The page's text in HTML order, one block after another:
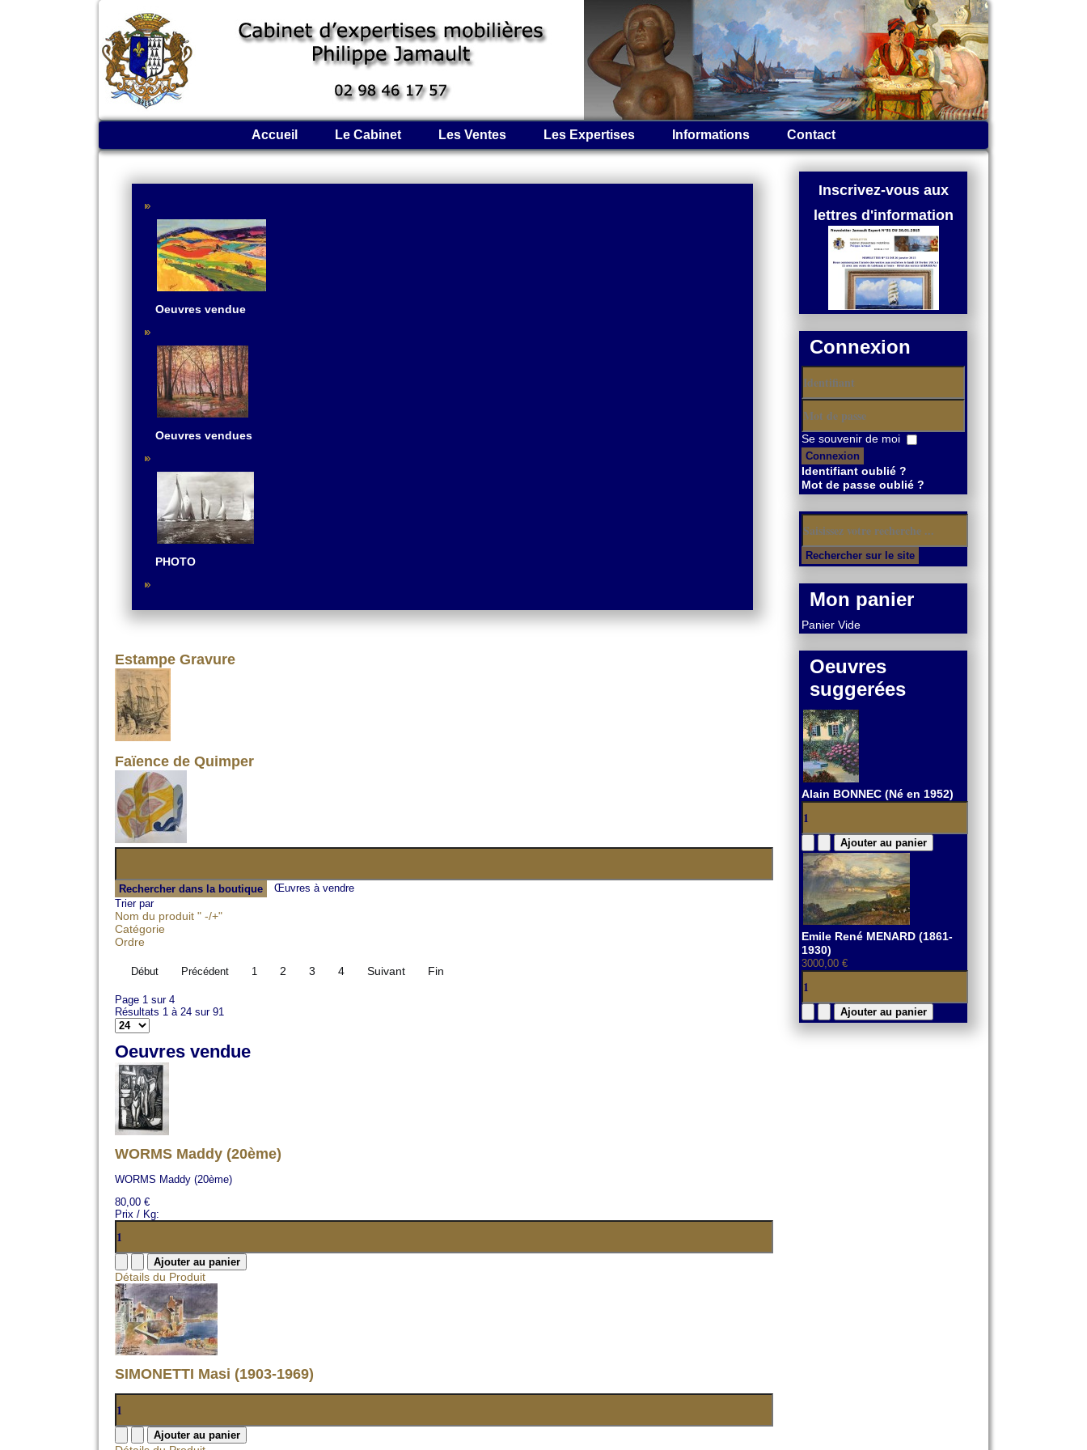
Accueil Le Cabinet Les Ventes Les Expertises Informations Contact
Oeuvres vendue
Oeuvres vendues
PHOTO
Estampe Gravure
Faïence de Quimper
Œuvres à vendre
Trier par
Nom du produit " -/+"
Catégorie
Ordre
Début Précédent 1 2 3 4 Suivant Fin
Page 1 sur 4
Résultats 1 à 24 sur 91
Oeuvres vendue
WORMS Maddy (20ème)
WORMS Maddy (20ème)
80,00 €
Prix / Kg:
Détails du Produit
SIMONETTI Masi (1903-1969)
Inscrivez-vous aux
lettres d'information
Connexion
Mot
de
passe
Se souvenir de moi
Connexion
Identifiant oublié ?
Mot de passe oublié ?
Mon panier
Panier Vide
Oeuvres
suggerées
Alain BONNEC (Né en 1952)
Emile René MENARD (1861-
1930)
3000,00 €